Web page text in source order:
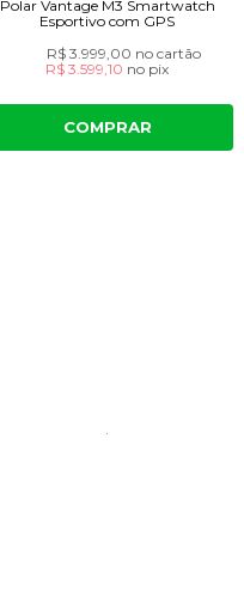
Polar Vantage M3 Smartwatch
Esportivo com GPS
R$ 3.999,00 no cartão
R$ 3.599,10 no pix
COMPRAR